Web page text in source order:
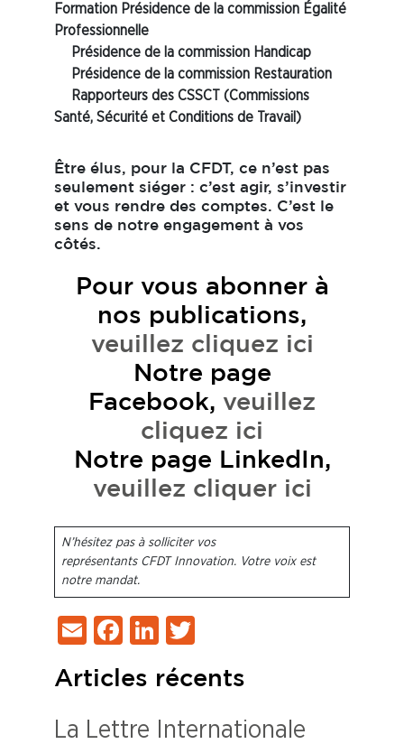
Formation Présidence de la commission Égalité
Professionnelle
Présidence de la commission Handicap
Présidence de la commission Restauration
Rapporteurs des CSSCT
(Commissions
Santé, Sécurité et Conditions de Travail)
Être élus, pour la CFDT, ce n’est pas
seulement siéger : c’est agir, s’investir
et vous rendre des comptes. C’est le
sens de notre engagement à vos
côtés.
Pour vous abonner à
nos publications,
veuillez cliquez ici
Notre page
Facebook, veuillez
cliquez ici
Notre page LinkedIn,
veuillez cliquer ici
N’hésitez pas à solliciter vos
représentants CFDT Innovation. Votre voix est
notre mandat.
EmailFacebook
LinkedIn
Articles récents
La Lettre Internationale